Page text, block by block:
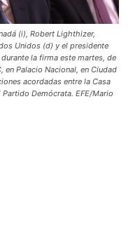
(i), Robert Lighthizer,
Unidos (d) y el presidente
la firma este martes, de
en Palacio Nacional, en Ciudad
acordadas entre la Casa
Demócrata. EFE/Mario